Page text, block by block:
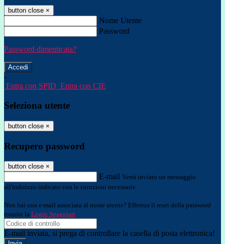
button close ×
Nome Utente
Password
Password dimenticata?
-
Entra con SPID Entra con CIE
Seleziona utente
button close ×
Recupero password
button close ×
E-mail Verrà inviato un messaggio
all'indirizzo indicato con le istruzioni necessarie.
Non hai una e-mail associata al nome utente? Effettua il reset della password
tramite la Login Spaggiari
E-mail inviata, si prega di controllare la casella di posta elettronica!